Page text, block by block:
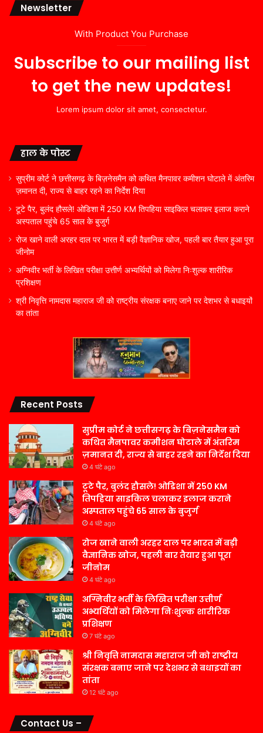
Newsletter
With Product You Purchase
Subscribe to our mailing list
to get the new updates!
Lorem ipsum dolor sit amet, consectetur.
हाल के पोस्ट
सुप्रीम कोर्ट ने छत्तीसगढ़ के बिज़नेसमैन को कथित मैनपावर कमीशन घोटाले में अंतरिम
ज़मानत दी, राज्य से बाहर रहने का निर्देश दिया
टूटे पैर, बुलंद हौसले! ओडिशा में 250 KM तिपहिया साइकिल चलाकर इलाज कराने
अस्पताल पहुंचे 65 साल के बुजुर्ग
रोज खाने वाली अरहर दाल पर भारत में बड़ी वैज्ञानिक खोज, पहली बार तैयार हुआ पूरा
जीनोम
अग्निवीर भर्ती के लिखित परीक्षा उत्तीर्ण अभ्यर्थियों को मिलेगा निःशुल्क शारीरिक
प्रशिक्षण
श्री निवृत्ति नामदास महाराज जी को राष्ट्रीय संरक्षक बनाए जाने पर देशभर से बधाइयों
का तांता
Recent Posts
सुप्रीम कोर्ट ने छत्तीसगढ़ के बिज़नेसमैन को
कथित मैनपावर कमीशन घोटाले में अंतरिम
ज़मानत दी, राज्य से बाहर रहने का निर्देश दिया
4 घंटे ago
टूटे पैर, बुलंद हौसले! ओडिशा में 250 KM
तिपहिया साइकिल चलाकर इलाज कराने
अस्पताल पहुंचे 65 साल के बुजुर्ग
4 घंटे ago
रोज खाने वाली अरहर दाल पर भारत में बड़ी
वैज्ञानिक खोज, पहली बार तैयार हुआ पूरा
जीनोम
4 घंटे ago
अग्निवीर भर्ती के लिखित परीक्षा उत्तीर्ण
अभ्यर्थियों को मिलेगा निःशुल्क शारीरिक
प्रशिक्षण
7 घंटे ago
श्री निवृत्ति नामदास महाराज जी को राष्ट्रीय
संरक्षक बनाए जाने पर देशभर से बधाइयों का
तांता
12 घंटे ago
Contact Us –